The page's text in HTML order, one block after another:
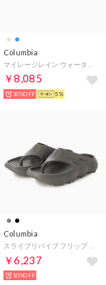
Columbia
￥8,085
30%OFF 5%
Columbia
￥6,237
10%OFF